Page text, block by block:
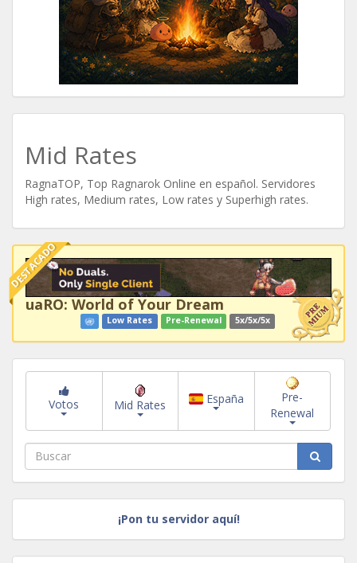
Mid Rates
RagnaTOP, Top Ragnarok Online en español. Servidores
High rates, Medium rates, Low rates y Superhigh rates.
DESTACADO
uaRO: World of Your Dream
Low Rates Pre-Renewal 5x/5x/5x
Votos Mid Rates España
Pre-
Renewal
¡Pon tu servidor aquí!